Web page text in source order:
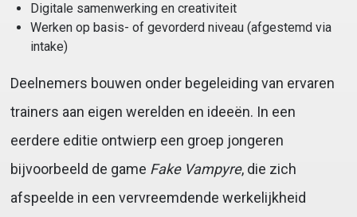
Digitale samenwerking en creativiteit
Werken op basis- of gevorderd niveau (afgestemd via
intake)
Deelnemers bouwen onder begeleiding van ervaren
trainers aan eigen werelden en ideeën. In een
eerdere editie ontwierp een groep jongeren
bijvoorbeeld de game Fake Vampyre, die zich
afspeelde in een vervreemdende werkelijkheid